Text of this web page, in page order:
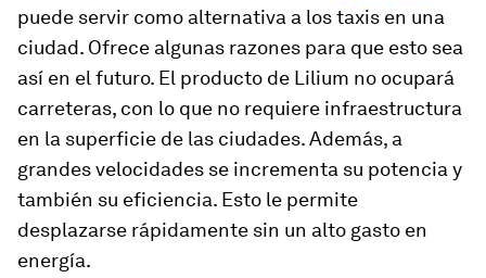
puede servir como alternativa a los taxis en una
ciudad. Ofrece algunas razones para que esto sea
así en el futuro. El producto de Lilium no ocupará
carreteras, con lo que no requiere infraestructura
en la superficie de las ciudades. Además, a
grandes velocidades se incrementa su potencia y
también su eficiencia. Esto le permite
desplazarse rápidamente sin un alto gasto en
energía.